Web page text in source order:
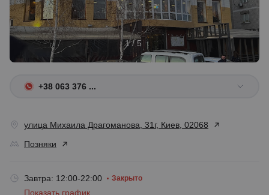
1 / 5
+38 063 376 ...
улица Михаила Драгоманова, 31г, Киев, 02068
Позняки
Завтра: 12:00-22:00 Закрыто
Показать график